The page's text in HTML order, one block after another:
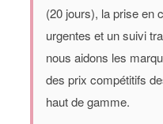
(20 jours), la prise en
urgentes et un suivi
nous aidons les
des prix compétitifs
haut de gamme.